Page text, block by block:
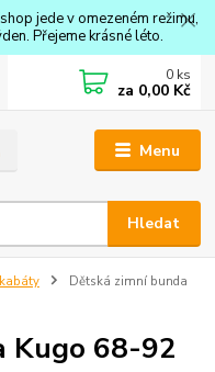
jede v omezeném režimu,
Přejeme krásné léto.
Menu
Hledat
0 ks
za 0,00 Kč
Dětská zimní bunda
Kugo 68-92